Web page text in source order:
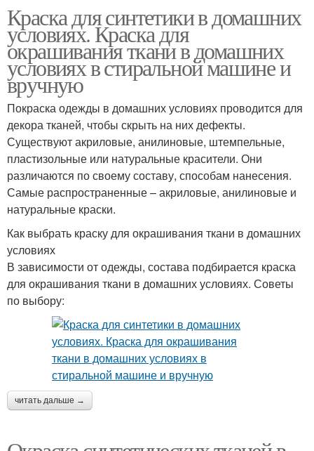
Краска для синтетики в домашних
условиях. Краска для
окрашивания ткани в домашних
условиях в стиральной машине и
вручную
Покраска одежды в домашних условиях проводится для
декора тканей, чтобы скрыть на них дефекты.
Существуют акриловые, анилиновые, штемпельные,
пластизольные или натуральные красители. Они
различаются по своему составу, способам нанесения.
Самые распространенные – акриловые, анилиновые и
натуральные краски.
Как выбрать краску для окрашивания ткани в домашних
условиях
В зависимости от одежды, состава подбирается краска
для окрашивания ткани в домашних условиях. Советы
по выбору:
читать дальше →